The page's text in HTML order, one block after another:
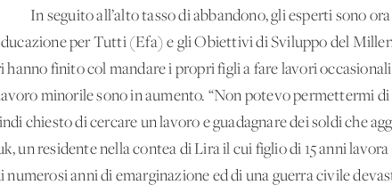
In seguito all’alto tasso di abbandono, gli esperti sono ora
per Tutti (Efa) e gli Obiettivi di Sviluppo del
finito col mandare i propri figli a fare lavori
minorile sono in aumento. “Non potevo permettermi
chiesto di cercare un lavoro e guadagnare dei soldi che
un residente nella contea di Lira il cui figlio di 15 anni
anni di emarginazione ed di una guerra civile